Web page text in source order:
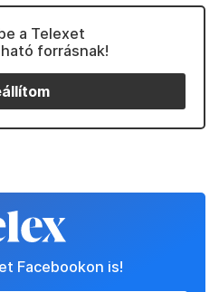
a Telexet
forrásnak!
Facebookon is!